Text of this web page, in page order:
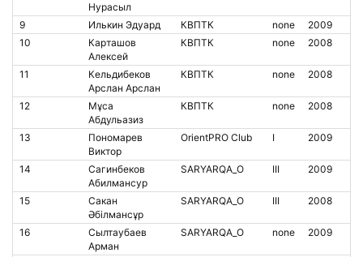
Нурасыл
9 Илькин Эдуард КВПТК none
2009
10
Карташов
Алексей
КВПТК none 2008
11
Кельдибеков
Арслан Арслан
КВПТК none 2008
12
Мұса
Абдульазиз
КВПТК none 2008
13
Пономарев
Виктор
OrientPRO Club I 2009
14
Сагинбеков
Абилмансур
SARYARQA_O III 2009
15
Сакан
Әбілмансұр
SARYARQA_O III 2008
16
Сылтаубаев
Арман
SARYARQA_O none 2009